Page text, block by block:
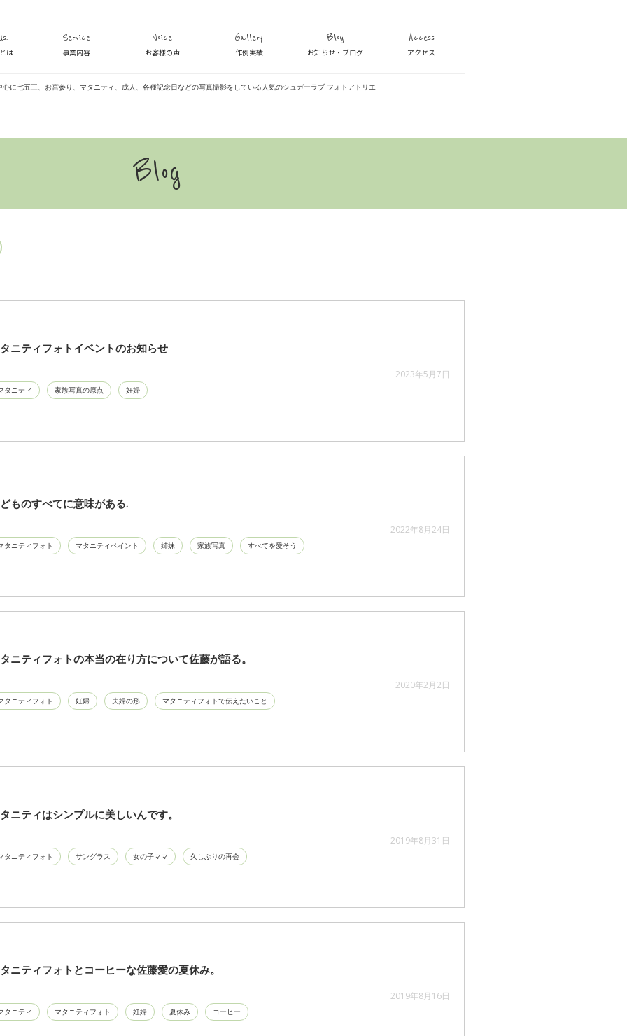
は
Service
事業内容
Voice
お客様の声
Gallery
作例実績
Blog
お知らせ・ブログ
Access
アクセス
心に七五三、お宮参り、マタニティ、成人、各種記念日などの写真撮影をしている人気のシュガーラブ フォトアトリエ
Blog
ニティフォトイベントのお知らせ
2023年5月7日
タニティ 家族写真の原点 妊婦
ものすべてに意味がある.
2022年8月24日
タニティフォト マタニティペイント 姉妹 家族写真 すべてを愛そう
ニティフォトの本当の在り方について佐藤が語る。
2020年2月2日
タニティフォト 妊婦 夫婦の形 マタニティフォトで伝えたいこと
ニティはシンプルに美しいんです。
2019年8月31日
タニティフォト サングラス 女の子ママ 久しぶりの再会
ニティフォトとコーヒーな佐藤愛の夏休み。
2019年8月16日
タニティ マタニティフォト 妊婦 夏休み コーヒー